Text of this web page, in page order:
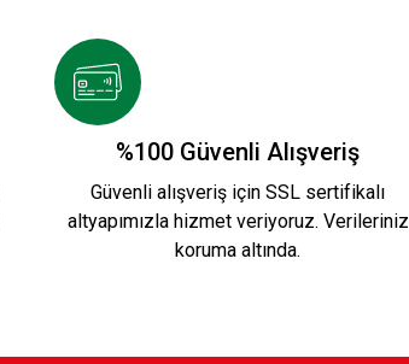
%100 Güvenli Alışveriş
Güvenli alışveriş için SSL sertifikalı
altyapımızla hizmet veriyoruz. Verileriniz
koruma altında.